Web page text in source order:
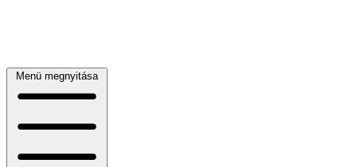
Menü megnyitása